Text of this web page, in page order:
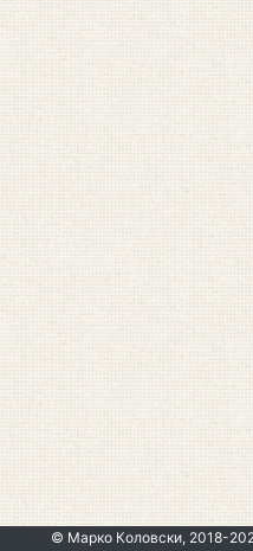
© Марко Коловски, 2018-